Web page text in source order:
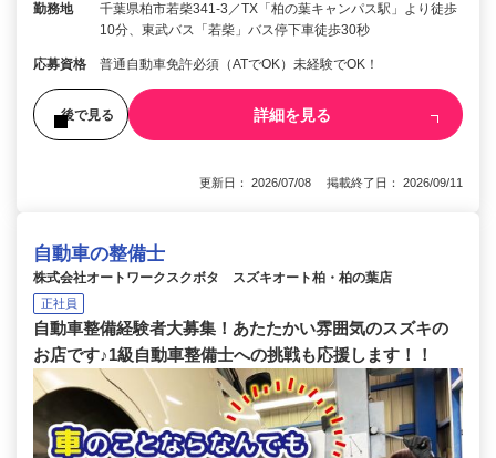
勤務地
千葉県柏市若柴341-3／TX「柏の葉キャンパス駅」より徒歩
10分、東武バス「若柴」バス停下車徒歩30秒
応募資格 普通自動車免許必須（ATでOK）未経験でOK！
後で見る 詳細を見る
更新日： 2026/07/08 掲載終了日： 2026/09/11
自動車の整備士
株式会社オートワークスクボタ スズキオート柏・柏の葉店
正社員
自動車整備経験者大募集！あたたかい雰囲気のスズキの
お店です♪1級自動車整備士への挑戦も応援します！！